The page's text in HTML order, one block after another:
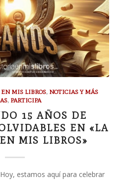
MIS LIBROS, NOTICIAS Y MÁS
, PARTICIPA
15 AÑOS DE
EN «LA
MIS LIBROS»
estamos aquí para celebrar